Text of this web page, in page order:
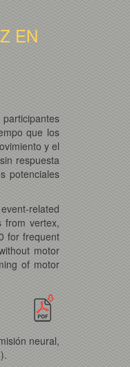
EN
que los
y el
respuesta
potenciales
related
from vertex,
for frequent
motor
of motor
neural,